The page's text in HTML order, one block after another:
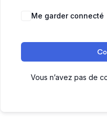
Me garder connecté
Vous n’avez pas de